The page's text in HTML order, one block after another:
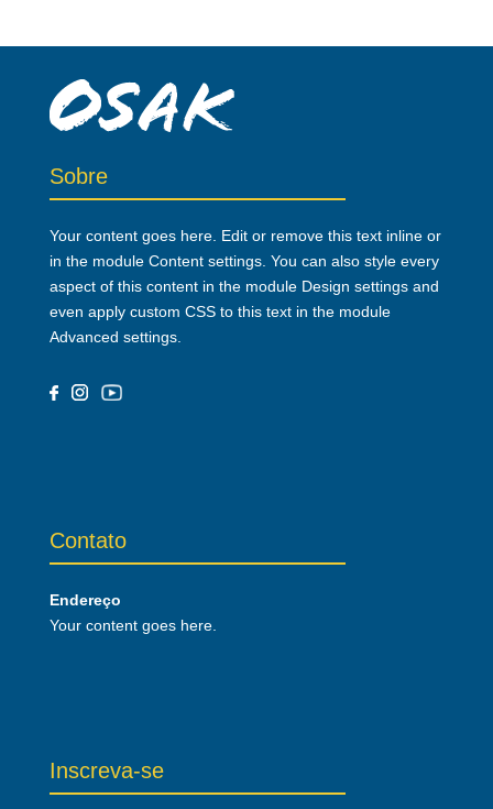
Sobre
Your content goes here. Edit or remove this text inline or
in the module Content settings. You can also style every
aspect of this content in the module Design settings and
even apply custom CSS to this text in the module
Advanced settings.
Contato
Endereço
Your content goes here.
Inscreva-se